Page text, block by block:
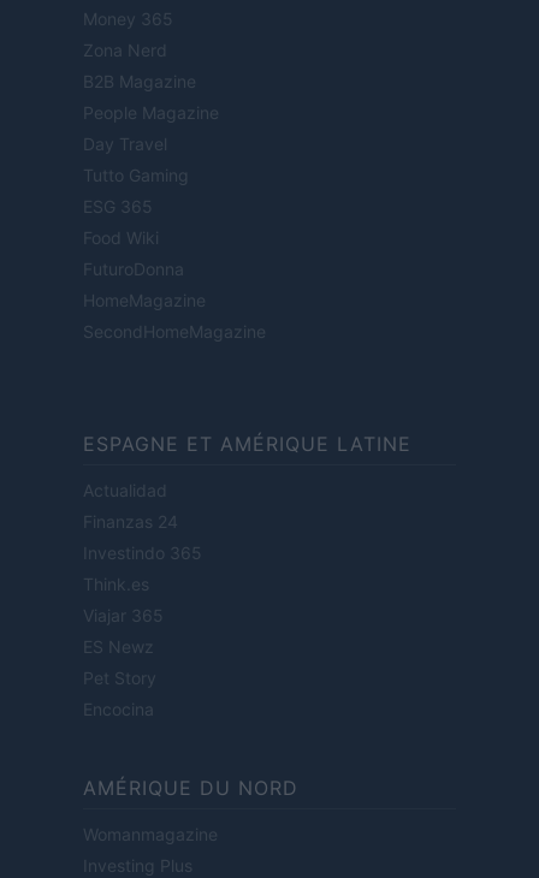
Money 365
Zona Nerd
B2B Magazine
People Magazine
Day Travel
Tutto Gaming
ESG 365
Food Wiki
FuturoDonna
HomeMagazine
SecondHomeMagazine
ESPAGNE ET AMÉRIQUE LATINE
Actualidad
Finanzas 24
Investindo 365
Think.es
Viajar 365
ES Newz
Pet Story
Encocina
AMÉRIQUE DU NORD
Womanmagazine
Investing Plus